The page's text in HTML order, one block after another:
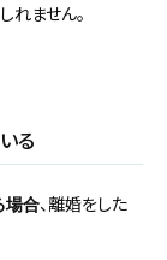
れません。
る
場合、離婚をした